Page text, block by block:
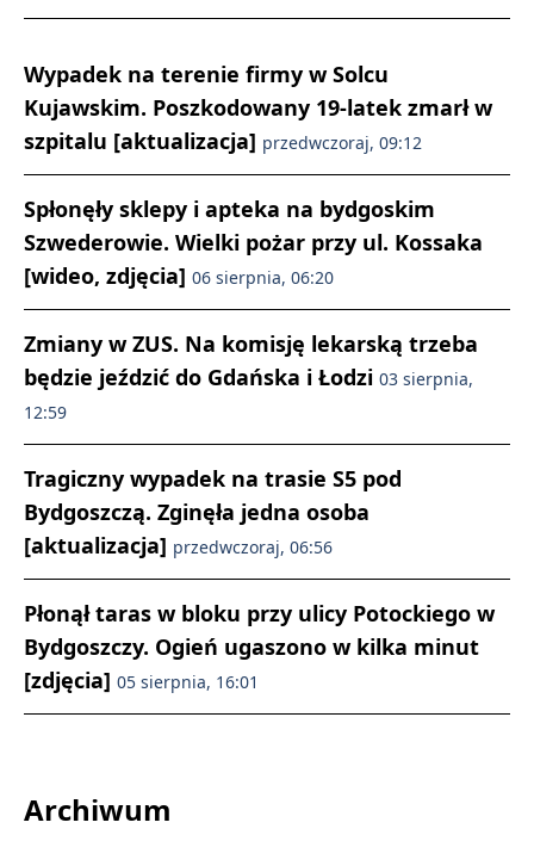
Wypadek na terenie firmy w Solcu
Kujawskim. Poszkodowany 19-latek zmarł w
szpitalu [aktualizacja] przedwczoraj, 09:12
Spłonęły sklepy i apteka na bydgoskim
Szwederowie. Wielki pożar przy ul. Kossaka
[wideo, zdjęcia] 06 sierpnia, 06:20
Zmiany w ZUS. Na komisję lekarską trzeba
będzie jeździć do Gdańska i Łodzi 03 sierpnia,
12:59
Tragiczny wypadek na trasie S5 pod
Bydgoszczą. Zginęła jedna osoba
[aktualizacja] przedwczoraj, 06:56
Płonął taras w bloku przy ulicy Potockiego w
Bydgoszczy. Ogień ugaszono w kilka minut
[zdjęcia] 05 sierpnia, 16:01
Archiwum